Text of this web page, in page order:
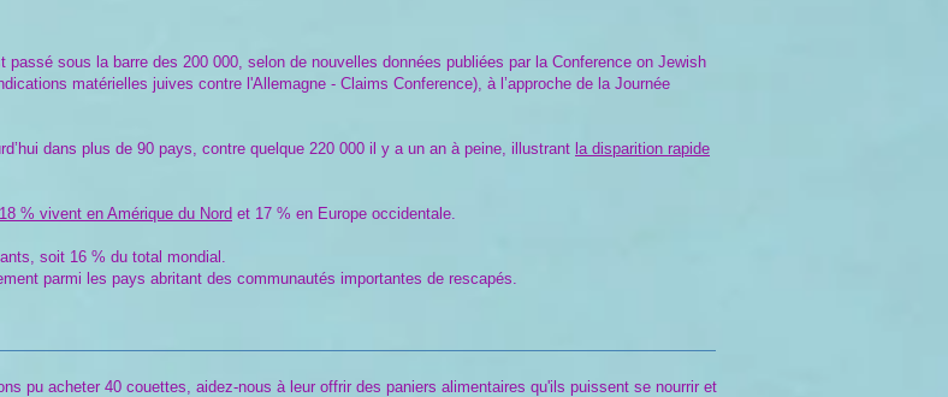
sous la barre des 200 000, selon de nouvelles données publiées par la Conference on Jewish
matérielles juives contre l'Allemagne - Claims Conference), à l’approche de la Journée
dans plus de 90 pays, contre quelque 220 000 il y a un an à peine, illustrant la disparition rapide
18 % vivent en Amérique du Nord et 17 % en Europe occidentale.
soit 16 % du total mondial.
parmi les pays abritant des communautés importantes de rescapés.
pu acheter 40 couettes, aidez-nous à leur offrir des paniers alimentaires qu'ils puissent se nourrir et